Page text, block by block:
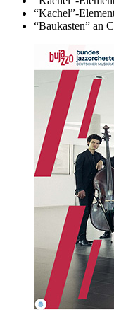
“Kachel”-
“Baukasten” an